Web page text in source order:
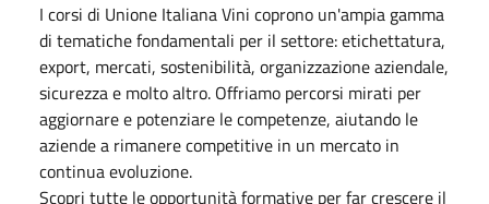
I corsi di Unione Italiana Vini coprono un'ampia gamma
di tematiche fondamentali per il settore: etichettatura,
export, mercati, sostenibilità, organizzazione aziendale,
sicurezza e molto altro. Offriamo percorsi mirati per
aggiornare e potenziare le competenze, aiutando le
aziende a rimanere competitive in un mercato in
continua evoluzione.
Scopri tutte le opportunità formative per far crescere il